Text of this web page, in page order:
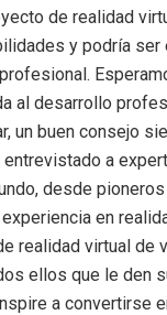
de realidad
y podría ser
al desarrollo
un buen consejo
a
desde
en
realidad virtual de
ellos que le den
a convertirse